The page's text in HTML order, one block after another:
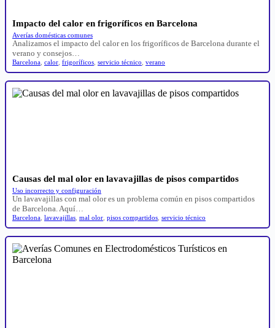
Impacto del calor en frigoríficos en Barcelona
Averías domésticas comunes
Analizamos el impacto del calor en los frigoríficos de Barcelona durante el
verano y consejos…
Barcelona calor frigoríficos servicio técnico verano
Causas del mal olor en lavavajillas de pisos compartidos
Uso incorrecto y configuración
Un lavavajillas con mal olor es un problema común en pisos compartidos
de Barcelona. Aquí…
Barcelona lavavajillas mal olor pisos compartidos servicio técnico